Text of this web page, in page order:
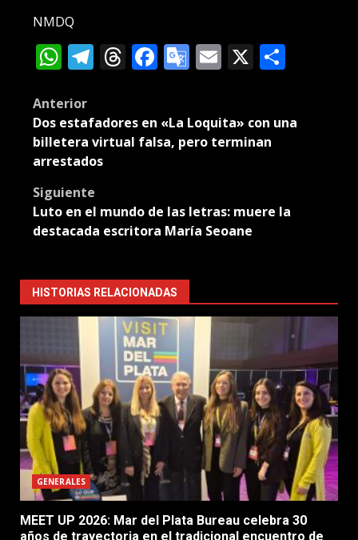
NMDQ
WhatsApp
Telegram
Threads
Facebook
Google
Email
X
Post
navigation
Anterior
Dos estafadores en «La Loquita» con una
billetera virtual falsa, pero terminan
arrestados
Siguiente
Luto en el mundo de las letras: muere la
destacada escritora María Seoane
HISTORIAS RELACIONADAS
GENERALES
MEET UP 2026: Mar del Plata Bureau celebra 30
años de trayectoria en el tradicional encuentro de